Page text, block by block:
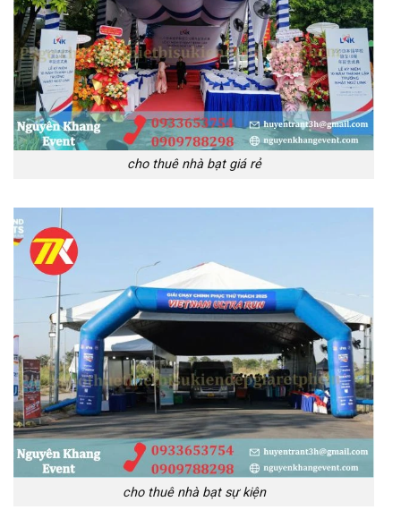
cho thuê nhà bạt giá rẻ
cho thuê nhà bạt sự kiện